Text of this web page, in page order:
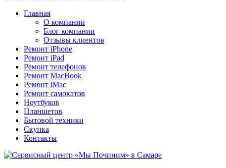
Главная
О компании
Блог компании
Отзывы клиентов
Ремонт iPhone
Ремонт iPad
Ремонт телефонов
Ремонт MacBook
Ремонт iMac
Ремонт самокатов
Ноутбуков
Планшетов
Бытовой техники
Скупка
Контакты